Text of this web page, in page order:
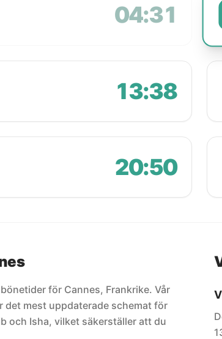
04:31
13:38
20:50
för Cannes, Frankrike. Vår
det mest uppdaterade schemat för
och Isha, vilket säkerställer att du